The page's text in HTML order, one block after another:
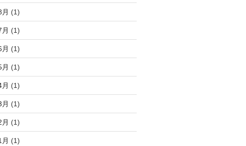
(1)
(1)
(1)
(1)
(1)
(1)
(1)
(1)